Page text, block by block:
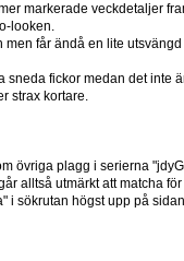
markerade veckdetaljer
looken.
men får ändå en lite
sneda fickor medan det inte
strax kortare.
övriga plagg i serierna
alltså utmärkt att matcha
i sökrutan högst upp på